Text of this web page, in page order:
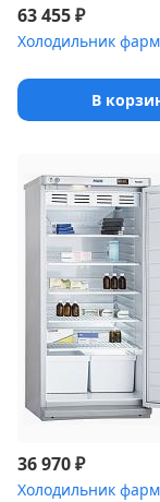
63 455₽
В
36 970₽